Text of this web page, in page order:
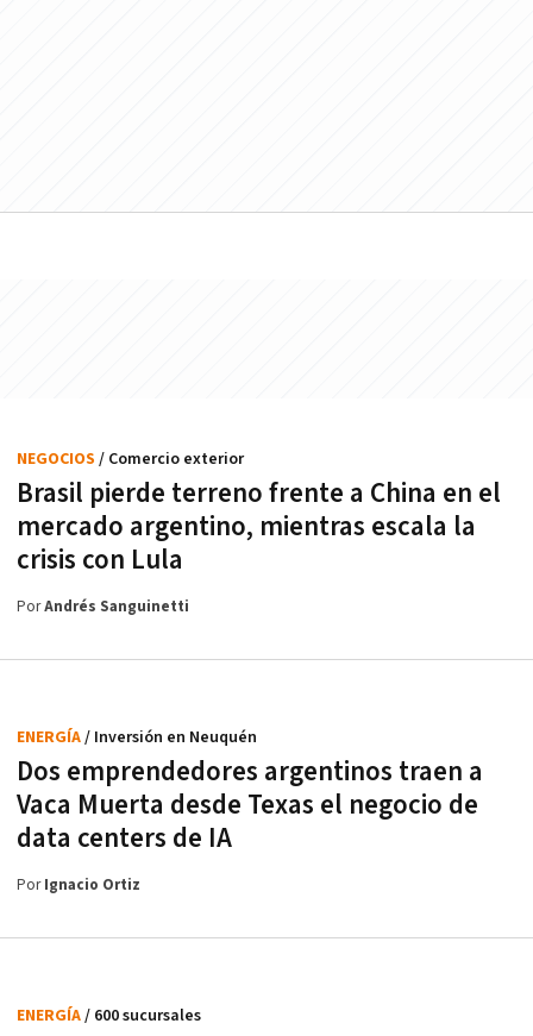
Brasil pierde terreno frente a China en el
mercado argentino, mientras escala la
crisis con Lula
NEGOCIOS / Comercio exterior
PorAndrés Sanguinetti
Dos emprendedores argentinos traen a
Vaca Muerta desde Texas el negocio de
data centers de IA
ENERGÍA/ Inversión en Neuquén
PorIgnacio Ortiz
ENERGÍA/ 600 sucursales